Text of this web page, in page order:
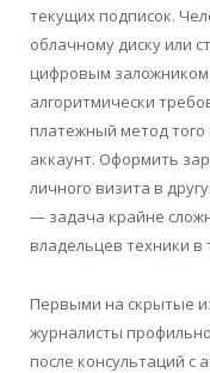
текущих подписок.
облачному диску или
цифровым заложником
алгоритмически
платежный метод того
аккаунт. Оформить
личного визита в
— задача крайне
владельцев техники в
Первыми на скрытые
журналисты
после консультаций с